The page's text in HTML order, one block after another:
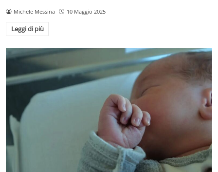
Michele Messina 10 Maggio 2025
Leggi di più